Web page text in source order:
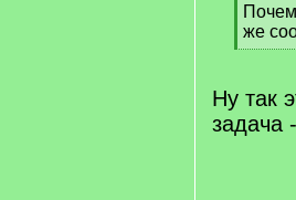
[
q
]
же
[
q
Ну так
задача